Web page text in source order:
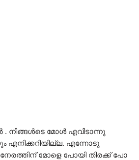
. നിങ്ങൾടെ മോൾ എവിടാന്നു
എനിക്കറിയില്ല. എന്നോടു
നേരത്തിന് മോളെ പോയി തിരക്ക് പോ